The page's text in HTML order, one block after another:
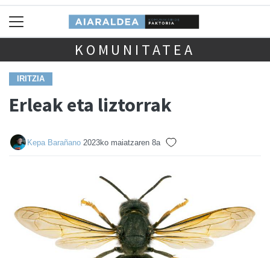
KOMUNITATEA
IRITZIA
Erleak eta liztorrak
Kepa Barañano 2023ko maiatzaren 8a